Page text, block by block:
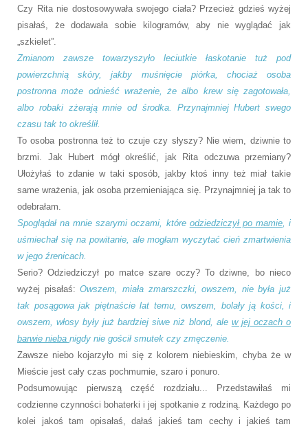
Czy Rita nie dostosowywała swojego ciała? Przecież gdzieś wyżej
pisałaś, że dodawała sobie kilogramów, aby nie wyglądać jak
„szkielet”.
Zmianom zawsze towarzyszyło leciutkie łaskotanie tuż pod
powierzchnią skóry, jakby muśnięcie piórka, chociaż osoba
postronna może odnieść wrażenie, że albo krew się zagotowała,
albo robaki zżerają mnie od środka. Przynajmniej Hubert swego
czasu tak to określił.
To osoba postronna też to czuje czy słyszy? Nie wiem, dziwnie to
brzmi. Jak Hubert mógł określić, jak Rita odczuwa przemiany?
Ułożyłaś to zdanie w taki sposób, jakby ktoś inny też miał takie
same wrażenia, jak osoba przemieniająca się. Przynajmniej ja tak to
odebrałam.
Spoglądał na mnie szarymi oczami, które odziedziczył po mamie, i
uśmiechał się na powitanie, ale mogłam wyczytać cień zmartwienia
w jego źrenicach.
Serio? Odziedziczył po matce szare oczy? To dziwne, bo nieco
wyżej pisałaś:Owszem, miała zmarszczki, owszem, nie była już
tak posągowa jak piętnaście lat temu, owszem, bolały ją kości, i
owszem, włosy były już bardziej siwe niż blond, ale w jej oczach o
barwie nieba nigdy nie gościł smutek czy zmęczenie.
Zawsze niebo kojarzyło mi się z kolorem niebieskim, chyba że w
Mieście jest cały czas pochmurnie, szaro i ponuro.
Podsumowując pierwszą część rozdziału... Przedstawiłaś mi
codzienne czynności bohaterki i jej spotkanie z rodziną. Każdego po
kolei jakoś tam opisałaś, dałaś jakieś tam cechy i jakieś tam